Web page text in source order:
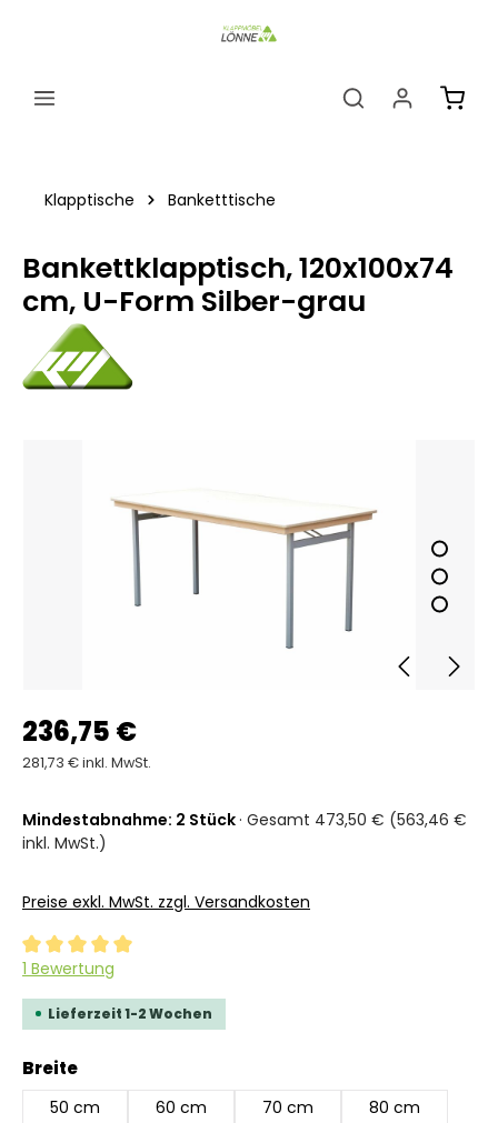
Klapptische Banketttische
Bankettklapptisch, 120x100x74
cm, U-Form Silber-grau
236,75 €
281,73 € inkl. MwSt.
Mindestabnahme: 2 Stück · Gesamt 473,50 € (563,46 €
inkl. MwSt.)
Preise exkl. MwSt. zzgl. Versandkosten
Durchschnittliche Bewertung von 5 von 5 Sternen
1 Bewertung
Lieferzeit 1-2 Wochen
Breiteauswählen
50 cm 60 cm 70 cm
80 cm